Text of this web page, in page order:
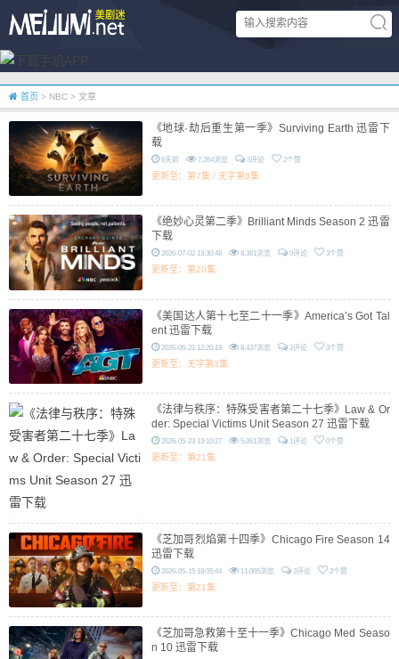
首页 > NBC > 文章
《地球·劫后重生第一季》Surviving Earth 迅雷下
载
6天前 7,264浏览 3评论 2个赞
更新至：第7集 / 无字第8集
《绝妙心灵第二季》Brilliant Minds Season 2 迅雷
下载
2026-07-02 13:30:48 8,381浏览 0评论 3个赞
更新至：第20集
《美国达人第十七至二十一季》America’s Got Tal
ent 迅雷下载
2026-06-21 12:20:19 8,437浏览 2评论 3个赞
更新至：无字第3集
《法律与秩序：特殊受害者第二十七季》Law & Or
der: Special Victims Unit Season 27 迅雷下载
2026-05-23 13:10:27 5,061浏览 1评论 0个赞
更新至：第21集
《芝加哥烈焰第十四季》Chicago Fire Season 14
迅雷下载
2026-05-15 18:05:44 11,065浏览 3评论 2个赞
更新至：第21集
《芝加哥急救第十至十一季》Chicago Med Seaso
n 10 迅雷下载